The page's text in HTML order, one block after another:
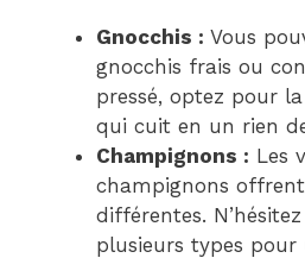
Gnocchis : Vous
gnocchis frais ou
pressé, optez pour
qui cuit en un rien
Champignons : Les
champignons
différentes.
plusieurs types pour